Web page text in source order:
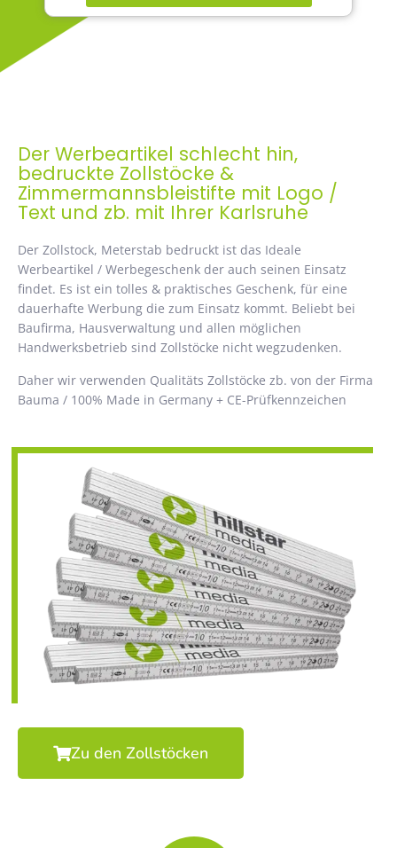
Der Werbeartikel schlecht hin,
bedruckte Zollstöcke &
Zimmermannsbleistifte mit Logo /
Text und zb. mit Ihrer Karlsruhe
Der Zollstock, Meterstab bedruckt ist das Ideale
Werbeartikel / Werbegeschenk der auch seinen Einsatz
findet. Es ist ein tolles & praktisches Geschenk, für eine
dauerhafte Werbung die zum Einsatz kommt. Beliebt bei
Baufirma, Hausverwaltung und allen möglichen
Handwerksbetrieb sind Zollstöcke nicht wegzudenken.
Daher wir verwenden Qualitäts Zollstöcke zb. von der Firma
Bauma / 100% Made in Germany + CE-Prüfkennzeichen
Zu den Zollstöcken